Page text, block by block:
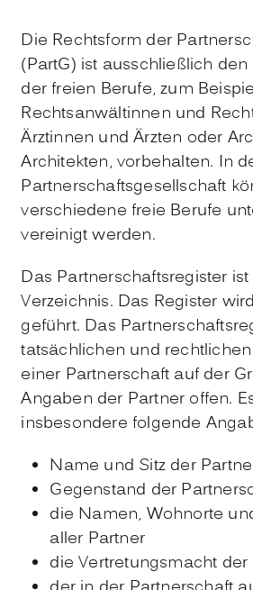
Die Rechtsform der
(PartG) ist ausschließlich
der freien Berufe, zum
Rechtsanwältinnen und
Ärztinnen und Ärzten oder
Architekten, vorbehalten. In
Partnerschaftsgesellschaft
verschiedene freie Berufe
vereinigt werden.
Das Partnerschaftsregister
Verzeichnis. Das Register
geführt. Das
tatsächlichen und
einer Partnerschaft auf der
Angaben der Partner offen.
insbesondere folgende
Name und Sitz der
Gegenstand der
die Namen, Wohnorte
aller Partner
die Vertretungsmacht der